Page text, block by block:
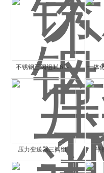
不锈钢三阀组1161-
6000PSI
一体
压力变送器三阀组
1151-6000PSI
平